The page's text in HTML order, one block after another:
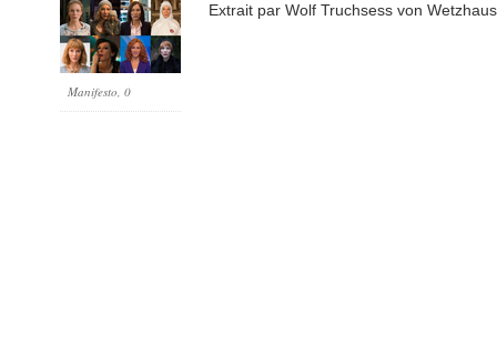
Manifesto, 0
Extrait par Wolf Truchsess von